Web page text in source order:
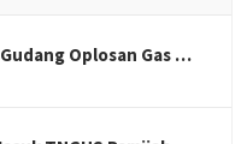
Oplosan Gas …